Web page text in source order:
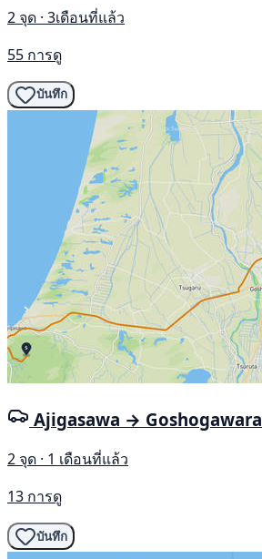
2 จุด · 3เดือนที่แล้ว
55 การดู
บันทึก
Ajigasawa → Goshogawara
2 จุด · 1 เดือนที่แล้ว
13 การดู
บันทึก